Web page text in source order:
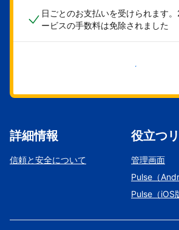
日ごとのお支払いを受けられます
ービスの手数料は免除されました
今すぐ始める
詳細情報
信頼と安全について
役立つ
管理画面
Pulse（
Pulse（iOS